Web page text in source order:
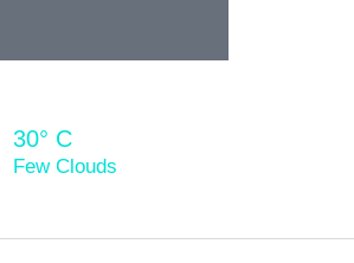
30° C
Few Clouds